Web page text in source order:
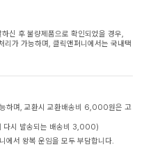
신 후 불량제품으로 확인되었을 경우,
가 가능하며, 클릭앤퍼니에서는 국내택
하며, 교환시 교환배송비 6,000원은 고
다시 발송되는 배송비 3,000)
에서 왕복 운임을 모두 부담합니다.